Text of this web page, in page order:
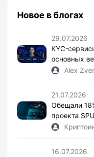
Новое в блогах
29.07.2026
KYC-
основных
Alex
21.07.2026
Обещали
проекта
16.07.2026